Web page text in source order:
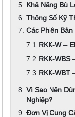
Khả Năng Bù
Thông Số Kỹ
Các Phiên
RKK-W –
RKK-WBS
RKK-WBT
Vì Sao Nên
Nghiệp?
Đơn Vị Cung